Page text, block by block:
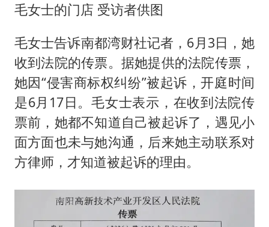
毛女士的门店 受访者供图
毛女士告诉南都湾财社记者，6月3日，她
收到法院的传票。据她提供的法院传票，
她因“侵害商标权纠纷”被起诉，开庭时间
是6月17日。毛女士表示，在收到法院传
票前，她都不知道自己被起诉了，遇见小
面方面也未与她沟通，后来她主动联系对
方律师，才知道被起诉的理由。